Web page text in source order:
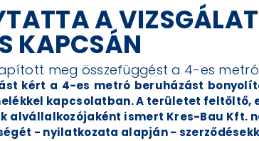
A
KAPCSÁN
meg összefüggést a 4-es
kért a 4-es metró beruházást
kapcsolatban. A területet feltöltő,
alvállalkozójaként ismert Kres-Bau
- nyilatkozata alapján -